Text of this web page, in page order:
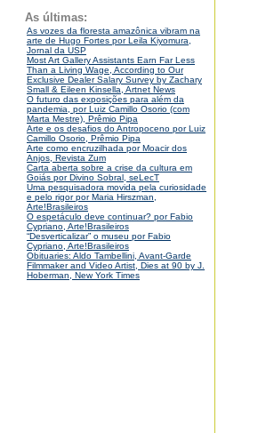
As últimas:
As vozes da floresta amazônica vibram na
arte de Hugo Fortes por Leila Kiyomura,
Jornal da USP
Most Art Gallery Assistants Earn Far Less
Than a Living Wage, According to Our
Exclusive Dealer Salary Survey by Zachary
Small & Eileen Kinsella, Artnet News
O futuro das exposições para além da
pandemia, por Luiz Camillo Osorio (com
Marta Mestre), Prêmio Pipa
Arte e os desafios do Antropoceno por Luiz
Camillo Osorio, Prêmio Pipa
Arte como encruzilhada por Moacir dos
Anjos, Revista Zum
Carta aberta sobre a crise da cultura em
Goiás por Divino Sobral, seLecT
Uma pesquisadora movida pela curiosidade
e pelo rigor por Maria Hirszman,
Arte!Brasileiros
O espetáculo deve continuar? por Fabio
Cypriano, Arte!Brasileiros
“Desverticalizar” o museu por Fabio
Cypriano, Arte!Brasileiros
Obituaries: Aldo Tambellini, Avant-Garde
Filmmaker and Video Artist, Dies at 90 by J.
Hoberman, New York Times